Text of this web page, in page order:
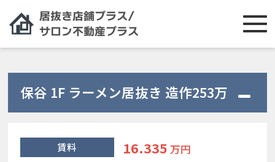
保谷 1F ラーメン居抜き 造作253万
賃料 16.335 万円